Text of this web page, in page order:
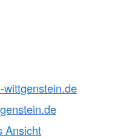
wittgenstein.de
Ansicht